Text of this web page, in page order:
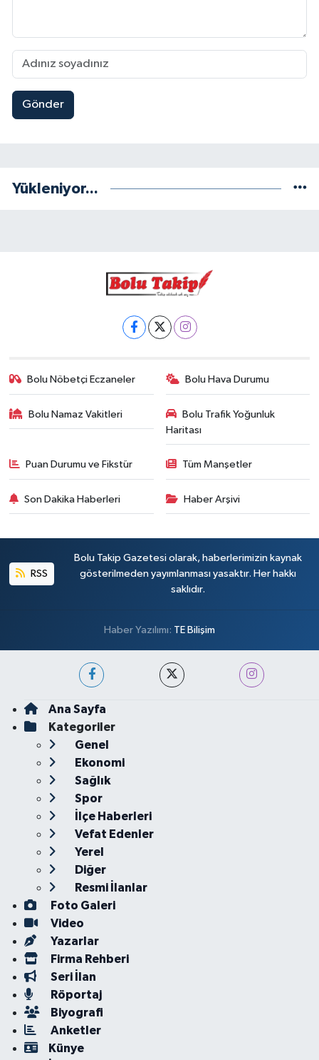
Gönder
Yükleniyor...
Bolu Nöbetçi Eczaneler Bolu Hava Durumu
Bolu Namaz Vakitleri
Bolu Trafik Yoğunluk
Haritası
Puan Durumu ve Fikstür Tüm Manşetler
Son Dakika Haberleri Haber Arşivi
RSS
Bolu Takip Gazetesi olarak, haberlerimizin kaynak
gösterilmeden yayımlanması yasaktır. Her hakkı
saklıdır.
Haber Yazılımı: TE Bilişim
Ana Sayfa
Kategoriler
Genel
Ekonomi
Sağlık
Spor
İlçe Haberleri
Vefat Edenler
Yerel
Diğer
Resmi İlanlar
Foto Galeri
Video
Yazarlar
Firma Rehberi
Seri İlan
Röportaj
Biyografi
Anketler
Künye